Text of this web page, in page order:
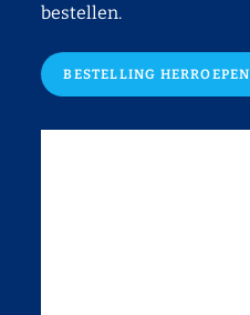
bestellen.
BESTELLING HERROEPEN